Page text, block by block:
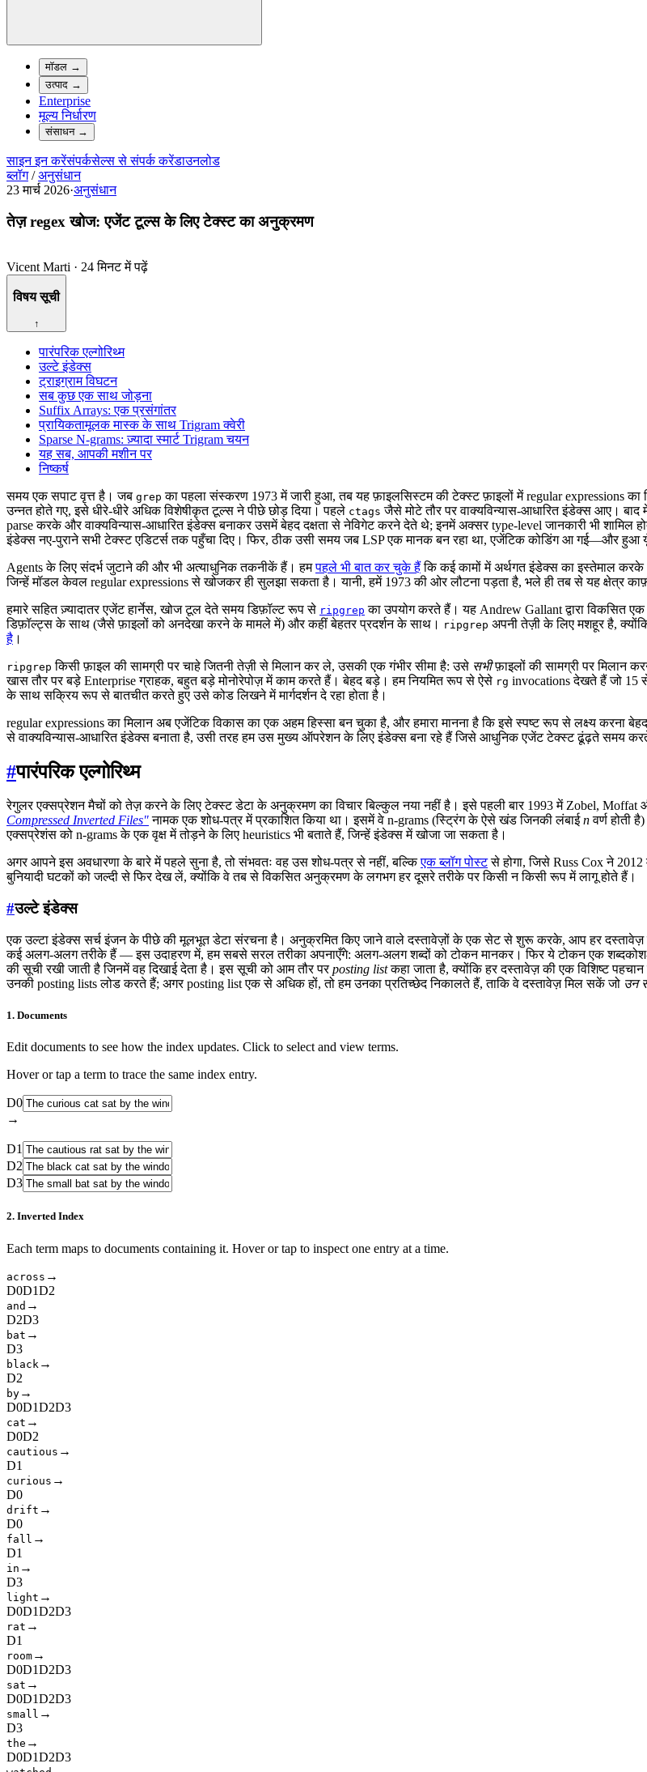
मॉडल →
उत्पाद →
Enterprise
मूल्य निर्धारण
संसाधन→
साइन इन करेंसंपर्कसेल्स से संपर्क करेंडाउनलोड
ब्लॉग / अनुसंधान
23 मार्च 2026·अनुसंधान
तेज़ regex खोज: एजेंट टूल्स के लिए टेक्स्ट का अनुक्रमण
Vicent Marti · 24 मिनट में पढ़ें
विषय सूची
↑
पारंपरिक एल्गोरिथ्म
उल्टे इंडेक्स
ट्राइग्राम विघटन
सब कुछ एक साथ जोड़ना
Suffix Arrays: एक प्रसंगांतर
प्रायिकतामूलक मास्क के साथ Trigram क्वेरी
Sparse N-grams: ज़्यादा स्मार्ट Trigram चयन
यह सब, आपकी मशीन पर
निष्कर्ष
समय एक सपाट वृत्त है। जब grep का पहला संस्करण 1973 में जारी हुआ, तब यह फ़ाइलसिस्टम की टेक्स्ट फ़ाइलों में regular expressions
उन्नत होते गए, इसे धीरे-धीरे अधिक विशेषीकृत टूल्स ने पीछे छोड़ दिया। पहले ctags जैसे मोटे तौर पर वाक्यविन्यास-आधारित इंडेक्स आए।
parse करके और वाक्यविन्यास-आधारित इंडेक्स बनाकर उसमें बेहद दक्षता से नेविगेट करने देते थे; इनमें अक्सर type-level जानकारी भी शामिल
इंडेक्स नए-पुराने सभी टेक्स्ट एडिटर्स तक पहुँचा दिए। फिर, ठीक उसी समय जब LSP एक मानक बन रहा था, एजेंटिक कोडिंग आ गई—और हुआ
Agents के लिए संदर्भ जुटाने की और भी अत्याधुनिक तकनीकें हैं। हमपहले भी बात कर चुके हैंकि कई कामों में अर्थगत इंडेक्स का इस्तेमाल करके
जिन्हें मॉडल केवल regular expressions से खोजकर ही सुलझा सकता है। यानी, हमें 1973 की ओर लौटना पड़ता है, भले ही तब से यह क्षेत्र
हमारे सहित ज़्यादातर एजेंट हार्नेस, खोज टूल देते समय डिफ़ॉल्ट रूप से ripgrep का उपयोग करते हैं। यह Andrew Gallant द्वारा विकसित
डिफ़ॉल्ट्स के साथ (जैसे फ़ाइलों को अनदेखा करने के मामले में) और कहीं बेहतर प्रदर्शन के साथ।
ripgrep अपनी तेज़ी के लिए मशहूर है,
है ।
ripgrep किसी फ़ाइल की सामग्री पर चाहे जितनी तेज़ी से मिलान कर ले, उसकी एक गंभीर सीमा है: उसे सभीफ़ाइलों की सामग्री पर मिलान
खास तौर पर बड़े Enterprise ग्राहक, बहुत बड़े मोनोरेपोज़ में काम करते हैं। बेहद बड़े। हम नियमित रूप से ऐसे rg invocations देखते हैं जो 15
के साथ सक्रिय रूप से बातचीत करते हुए उसे कोड लिखने में मार्गदर्शन दे रहा होता है।
regular expressions का मिलान अब एजेंटिक विकास का एक अहम हिस्सा बन चुका है, और हमारा मानना है कि इसे स्पष्ट रूप से लक्ष्य
से वाक्यविन्यास-आधारित इंडेक्स बनाता है, उसी तरह हम उस मुख्य ऑपरेशन के लिए इंडेक्स बना रहे हैं जिसे आधुनिक एजेंट टेक्स्ट ढूंढ़ते समय
#पारंपरिक एल्गोरिथ्म
रेगुलर एक्सप्रेशन मैचों को तेज़ करने के लिए टेक्स्ट डेटा के अनुक्रमण का विचार बिल्कुल नया नहीं है। इसे पहली बार 1993 में Zobel, Moffat
Compressed Inverted Files"नामक एक शोध-पत्र में प्रकाशित किया था। इसमें वे n-grams (स्ट्रिंग के ऐसे खंड जिनकी लंबाईnवर्ण होती
एक्सप्रेशंस को n-grams के एक वृक्ष में तोड़ने के लिए heuristics भी बताते हैं, जिन्हें इंडेक्स में खोजा जा सकता है।
अगर आपने इस अवधारणा के बारे में पहले सुना है, तो संभवतः वह उस शोध-पत्र से नहीं, बल्किएक ब्लॉग पोस्टसे होगा, जिसे Russ Cox ने
बुनियादी घटकों को जल्दी से फिर देख लें, क्योंकि वे तब से विकसित अनुक्रमण के लगभग हर दूसरे तरीके पर किसी न किसी रूप में लागू होते हैं।
#उल्टे इंडेक्स
एक उल्टा इंडेक्स सर्च इंजन के पीछे की मूलभूत डेटा संरचना है। अनुक्रमित किए जाने वाले दस्तावेज़ों के एक सेट से शुरू करके, आप हर
कई अलग-अलग तरीके हैं — इस उदाहरण में, हम सबसे सरल तरीका अपनाएँगे: अलग-अलग शब्दों को टोकन मानकर। फिर ये टोकन एक
की सूची रखी जाती है जिनमें वह दिखाई देता है। इस सूची को आम तौर परposting listकहा जाता है, क्योंकि हर दस्तावेज़ की एक विशिष्ट
उनकी posting lists लोड करते हैं; अगर posting list एक से अधिक हों, तो हम उनका प्रतिच्छेद निकालते हैं, ताकि वे दस्तावेज़ मिल सकें जो उन
1. Documents
Edit documents to see how the index updates. Click to select and view terms.
Hover or tap a term to trace the same index entry.
D0
→
D1
D2
D3
2. Inverted Index
Each term maps to documents containing it. Hover or tap to inspect one entry at a time.
ac ross →
D0D1D2
and →
D2D3
bat →
D3
bl ac k →
D2
by →
D0D1D2D3
cat →
D0D2
cauti ous →
D1
cu ri ous →
D0
d ri ft →
D0
fal l →
D1
i n →
D3
l i g ht →
D0D1D2D3
rat →
D1
room →
D0D1D2D3
sat →
D0D1D2D3
smal l →
D3
t he →
D0D1D2D3